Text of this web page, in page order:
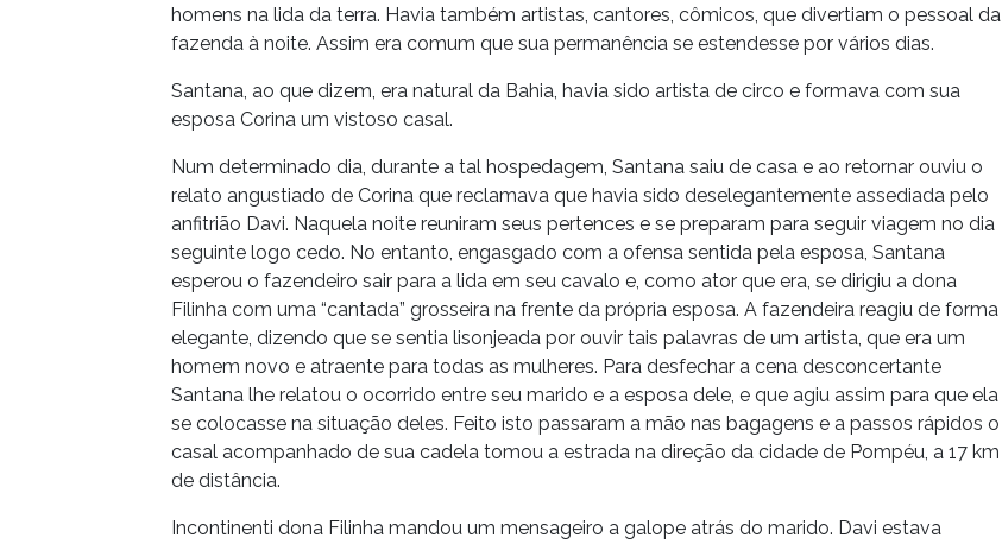
homens na lida da terra. Havia também artistas, cantores, cômicos, que divertiam o pessoal da
fazenda à noite. Assim era comum que sua permanência se estendesse por vários dias.
Santana, ao que dizem, era natural da Bahia, havia sido artista de circo e formava com sua
esposa Corina um vistoso casal.
Num determinado dia, durante a tal hospedagem, Santana saiu de casa e ao retornar ouviu o
relato angustiado de Corina que reclamava que havia sido deselegantemente assediada pelo
anfitrião Davi. Naquela noite reuniram seus pertences e se preparam para seguir viagem no dia
seguinte logo cedo. No entanto, engasgado com a ofensa sentida pela esposa, Santana
esperou o fazendeiro sair para a lida em seu cavalo e, como ator que era, se dirigiu a dona
Filinha com uma “cantada” grosseira na frente da própria esposa. A fazendeira reagiu de forma
elegante, dizendo que se sentia lisonjeada por ouvir tais palavras de um artista, que era um
homem novo e atraente para todas as mulheres. Para desfechar a cena desconcertante
Santana lhe relatou o ocorrido entre seu marido e a esposa dele, e que agiu assim para que ela
se colocasse na situação deles. Feito isto passaram a mão nas bagagens e a passos rápidos o
casal acompanhado de sua cadela tomou a estrada na direção da cidade de Pompéu, a 17 km
de distância.
Incontinenti dona Filinha mandou um mensageiro a galope atrás do marido. Davi estava